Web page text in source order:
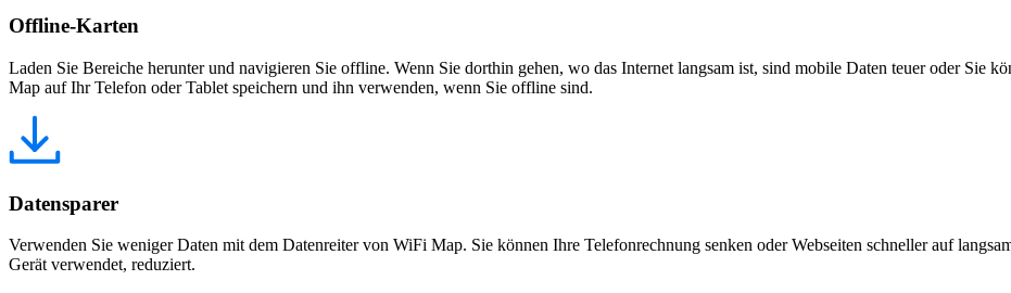
Offline-Karten
Laden Sie Bereiche herunter und navigieren Sie offline. Wenn Sie dorthin gehen, wo das Internet langsam ist, sind mobile Daten teuer oder Sie
Map auf Ihr Telefon oder Tablet speichern und ihn verwenden, wenn Sie offline sind.
Datensparer
Verwenden Sie weniger Daten mit dem Datenreiter von WiFi Map. Sie können Ihre Telefonrechnung senken oder Webseiten schneller auf
Gerät verwendet, reduziert.